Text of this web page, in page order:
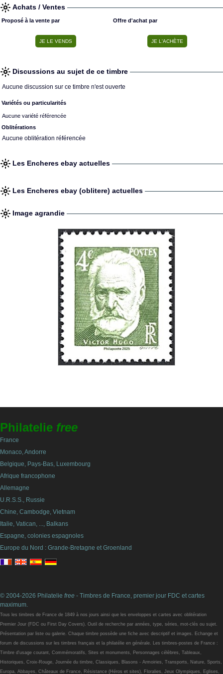
Achats / Ventes
Proposé à la vente par Offre d'achat par
Discussions au sujet de ce timbre
Aucune discussion sur ce timbre n'est ouverte
Variétés ou particularités
Aucune variété référencée
Oblitérations
Aucune oblitération référencée
Les Encheres ebay actuelles
Les Encheres ebay (oblitere) actuelles
Image agrandie
Philatelie free
France
Monaco, Andorre
Belgique, Pays-Bas, Luxembourg
Afrique francophone
Allemagne
U.R.S.S., Russie
Chine, Cambodge, Vietnam
Italie, Vatican, ..., Balkans
Espagne, colonies espagnoles
Europe du Nord : Grande-Bretagne et Groenland
© 2004-2026 Philatelie free - Timbres de France, premier jour FDC et cartes
maximum.
Tous les timbres de France de 1849 à nos jours ainsi que les enveloppes et cartes avec oblitération
Premier Jour (FDC ou First Day Covers). Outil de recherche par années, type, séries, mot-clés ou sujet.
Présentation par liste ou galerie. Chaque timbre possède une fiche avec descriptif et images. Echange et
forum de discussions sur les timbres français et la philatélie en générale. Les timbres-postes de France :
Timbre d'usage courant, Commémoratifs, Sites et monuments, Personnages célèbres, Tableaux,
Historiques, Croix-Rouge, Journée du timbre, Classiques, Blasons - Armoiries, Transports, Nature, Sports,
Europa, Abbayes, Châteaux de France, Résistance (Héros et sites), Floralies, Jeux Olympiques, Eglises,